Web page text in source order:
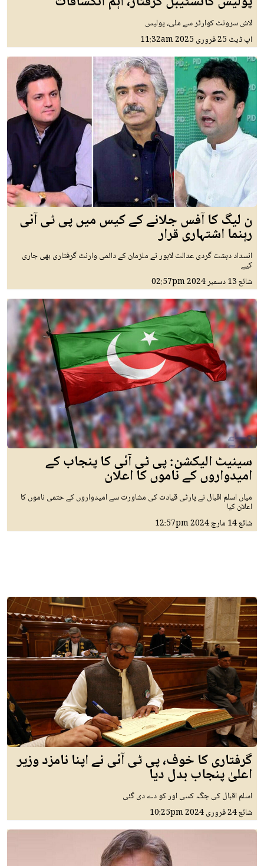
لاش سرونٹ کوارٹر سے ملی، پولیس
اپ ڈیٹ 25 فروری 2025 11:32am
ن لیگ کا آفس جلانے کے کیس میں پی ٹی آئی
رہنما اشتہاری قرار
انسداد دہشت گردی عدالت لاہور نے ملزمان کے دائمی وارنٹ گرفتاری بھی جاری
کیے
شائع13 دسمبر 2024 02:57pm
سینیٹ الیکشن: پی ٹی آئی کا پنجاب کے
امیدواروں کے ناموں کا اعلان
میاں اسلم اقبال نے پارٹی قیادت کی مشاورت سے امیدواروں کے حتمی ناموں کا
اعلان کیا
شائع14 مارچ 2024 12:57pm
گرفتاری کا خوف، پی ٹی آئی نے اپنا نامزد وزیر
اعلیٰ پنجاب بدل دیا
اسلم اقبال کی جگہ کسی اور کو دے دی گئی
شائع24 فروری 2024 10:25pm